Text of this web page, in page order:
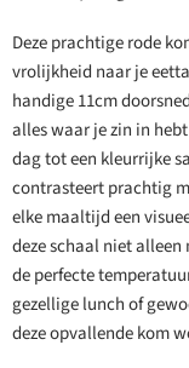
Deze prachtige rode
vrolijkheid naar je
handige 11cm
alles waar je zin in
dag tot een kleurrijke
contrasteert prachtig
elke maaltijd een
deze schaal niet
de perfecte
gezellige lunch of
deze opvallende kom